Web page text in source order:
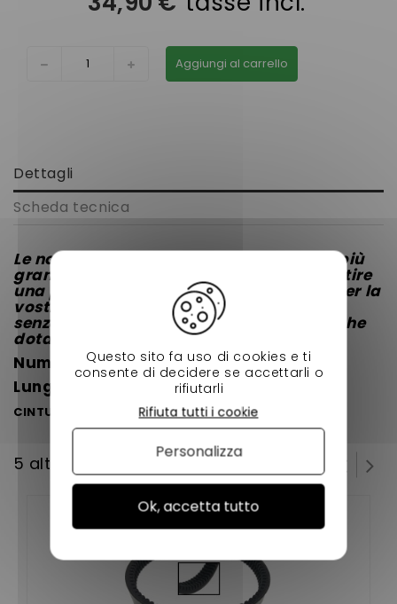
Aggiungi al carrello
Dettagli
Scheda tecnica
Le nostre cinghie sono selezionati tra le più
grandi marche e qualità al fine di garantire
una performance durevole e longevità per la
vostra manutenzione della vostra auto
senza licenza di marchio BELLIER OPALE che
dotato di un motore YANMAR.
Numero di parte IBC 8400 B32 11 AA 1181
Lunghezza esterna 819mm
CINTURA RINFORZATA
5 altri prodotti della stessa categoria:
Questo sito fa uso di cookies e ti
consente di decidere se accettarli o
rifiutarli
Ok, accetta tutto
Rifiuta tutti i cookie
Personalizza